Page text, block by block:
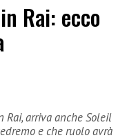
Rai: ecco
arriva anche Soleil
e che ruolo avrà